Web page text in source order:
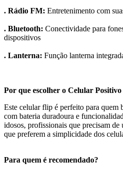
. Rádio FM: Entretenimento com
. Bluetooth: Conectividade para
dispositivos
. Lanterna: Função lanterna
Por que escolher o Celular
Este celular flip é perfeito para quem
com bateria duradoura e
idosos, profissionais que precisam de
que preferem a simplicidade dos
Para quem é recomendado?